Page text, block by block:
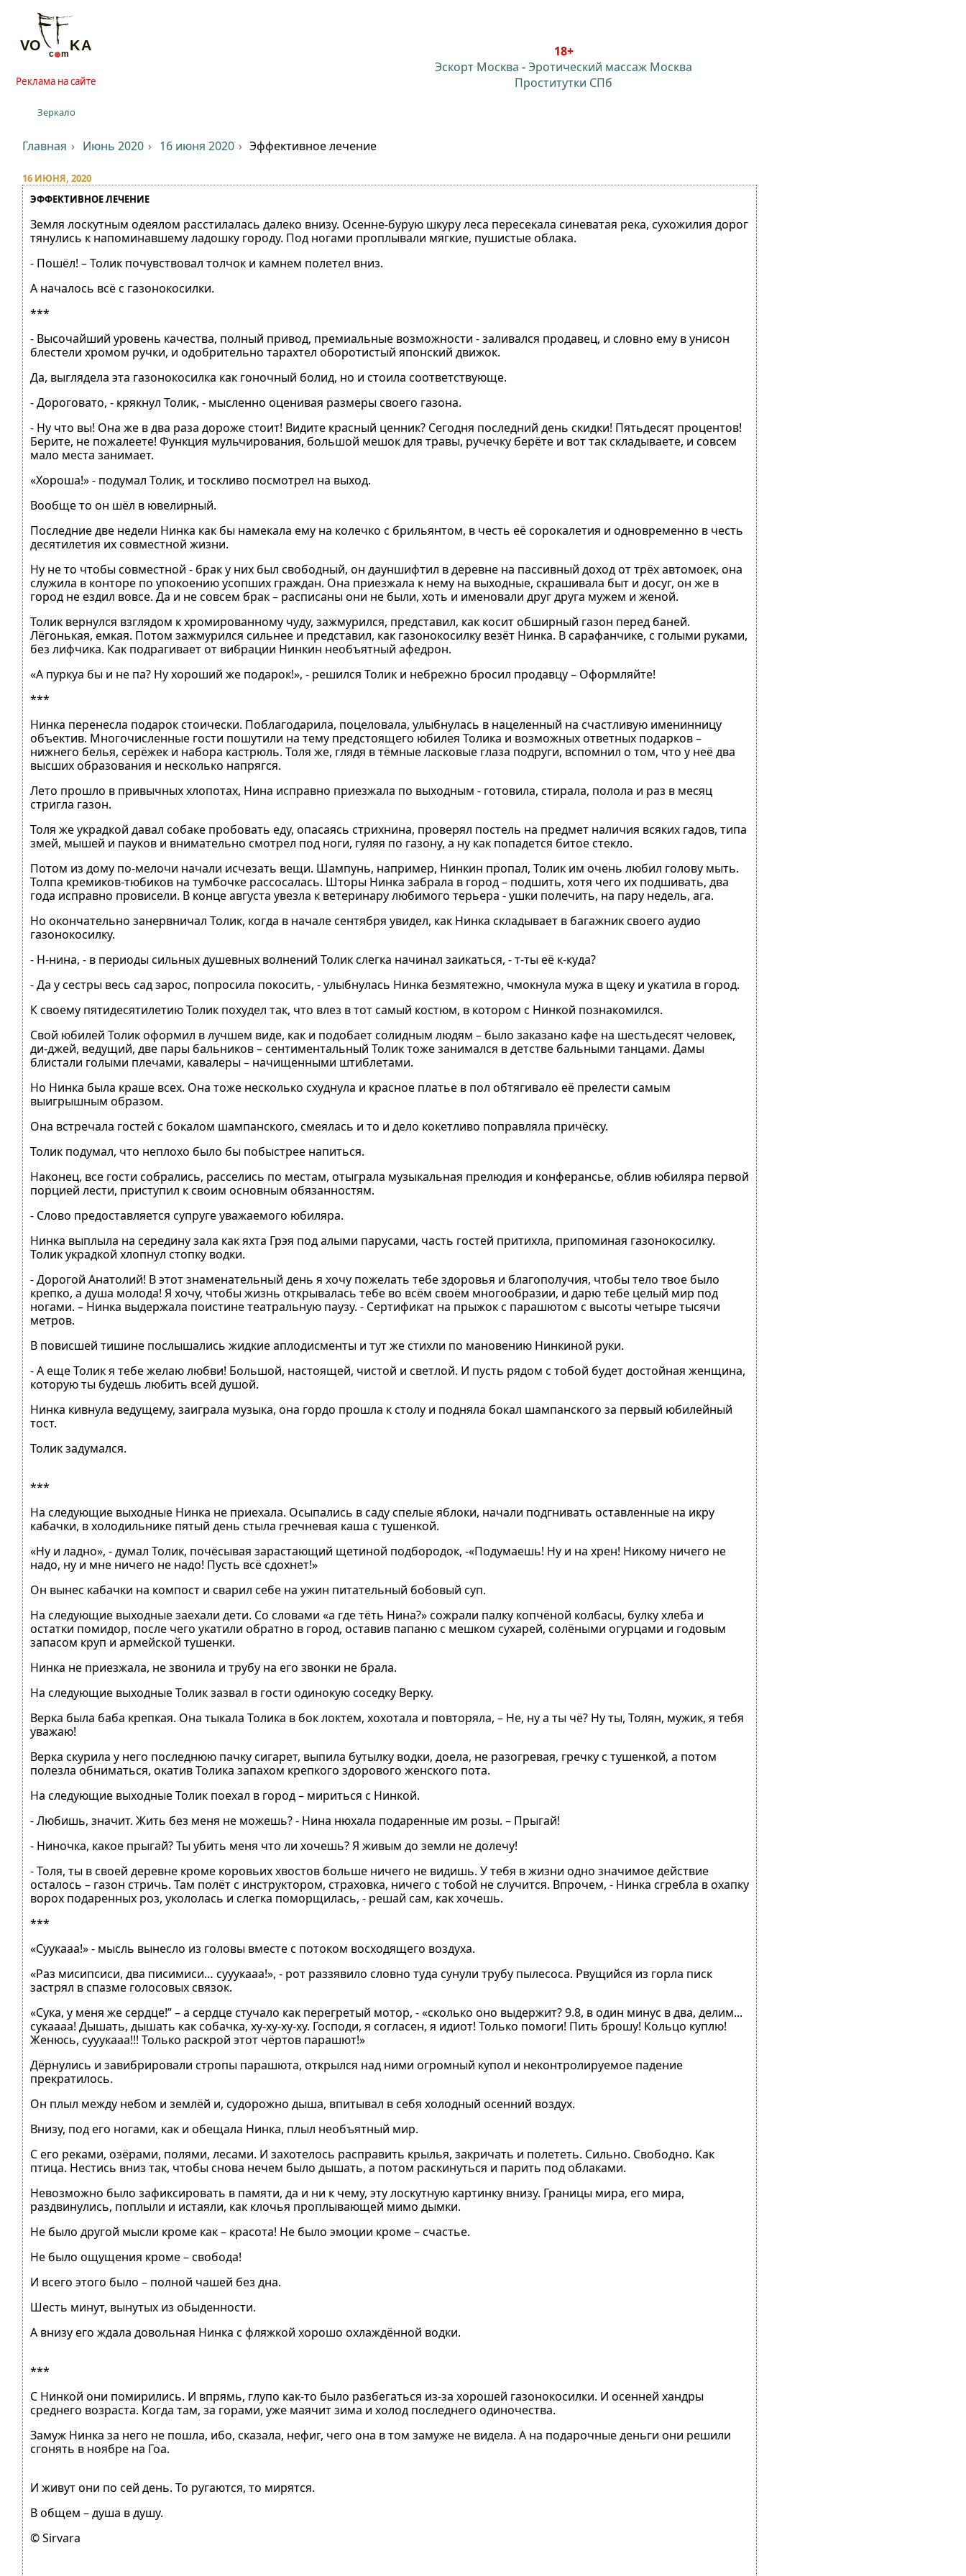
Реклама на сайте
Зеркало
18+
Эскорт Москва -Эротический массаж Москва
Проститутки СПб
Главная Июнь 2020 16 июня 2020 Эффективное лечение
16 ИЮНЯ, 2020
ЭФФЕКТИВНОЕ ЛЕЧЕНИЕ
Земля лоскутным одеялом расстилалась далеко внизу. Осенне-бурую шкуру леса пересекала синеватая река, сухожилия дорог
тянулись к напоминавшему ладошку городу. Под ногами проплывали мягкие, пушистые облака.
- Пошёл! – Толик почувствовал толчок и камнем полетел вниз.
А началось всё с газонокосилки.
***
- Высочайший уровень качества, полный привод, премиальные возможности - заливался продавец, и словно ему в унисон
блестели хромом ручки, и одобрительно тарахтел оборотистый японский движок.
Да, выглядела эта газонокосилка как гоночный болид, но и стоила соответствующе.
- Дороговато, - крякнул Толик, - мысленно оценивая размеры своего газона.
- Ну что вы! Она же в два раза дороже стоит! Видите красный ценник? Сегодня последний день скидки! Пятьдесят процентов!
Берите, не пожалеете! Функция мульчирования, большой мешок для травы, ручечку берёте и вот так складываете, и совсем
мало места занимает.
«Хороша!» - подумал Толик, и тоскливо посмотрел на выход.
Вообще то он шёл в ювелирный.
Последние две недели Нинка как бы намекала ему на колечко с брильянтом, в честь её сорокалетия и одновременно в честь
десятилетия их совместной жизни.
Ну не то чтобы совместной - брак у них был свободный, он дауншифтил в деревне на пассивный доход от трёх автомоек, она
служила в конторе по упокоению усопших граждан. Она приезжала к нему на выходные, скрашивала быт и досуг, он же в
город не ездил вовсе. Да и не совсем брак – расписаны они не были, хоть и именовали друг друга мужем и женой.
Толик вернулся взглядом к хромированному чуду, зажмурился, представил, как косит обширный газон перед баней.
Лёгонькая, емкая. Потом зажмурился сильнее и представил, как газонокосилку везёт Нинка. В сарафанчике, с голыми руками,
без лифчика. Как подрагивает от вибрации Нинкин необъятный афедрон.
«А пуркуа бы и не па? Ну хороший же подарок!», - решился Толик и небрежно бросил продавцу – Оформляйте!
***
Нинка перенесла подарок стоически. Поблагодарила, поцеловала, улыбнулась в нацеленный на счастливую именинницу
объектив. Многочисленные гости пошутили на тему предстоящего юбилея Толика и возможных ответных подарков –
нижнего белья, серёжек и набора кастрюль. Толя же, глядя в тёмные ласковые глаза подруги, вспомнил о том, что у неё два
высших образования и несколько напрягся.
Лето прошло в привычных хлопотах, Нина исправно приезжала по выходным - готовила, стирала, полола и раз в месяц
стригла газон.
Толя же украдкой давал собаке пробовать еду, опасаясь стрихнина, проверял постель на предмет наличия всяких гадов, типа
змей, мышей и пауков и внимательно смотрел под ноги, гуляя по газону, а ну как попадется битое стекло.
Потом из дому по-мелочи начали исчезать вещи. Шампунь, например, Нинкин пропал, Толик им очень любил голову мыть.
Толпа кремиков-тюбиков на тумбочке рассосалась. Шторы Нинка забрала в город – подшить, хотя чего их подшивать, два
года исправно провисели. В конце августа увезла к ветеринару любимого терьера - ушки полечить, на пару недель, ага.
Но окончательно занервничал Толик, когда в начале сентября увидел, как Нинка складывает в багажник своего аудио
газонокосилку.
- Н-нина, - в периоды сильных душевных волнений Толик слегка начинал заикаться, - т-ты её к-куда?
- Да у сестры весь сад зарос, попросила покосить, - улыбнулась Нинка безмятежно, чмокнула мужа в щеку и укатила в город.
К своему пятидесятилетию Толик похудел так, что влез в тот самый костюм, в котором с Нинкой познакомился.
Свой юбилей Толик оформил в лучшем виде, как и подобает солидным людям – было заказано кафе на шестьдесят человек,
ди-джей, ведущий, две пары бальников – сентиментальный Толик тоже занимался в детстве бальными танцами. Дамы
блистали голыми плечами, кавалеры – начищенными штиблетами.
Но Нинка была краше всех. Она тоже несколько схуднула и красное платье в пол обтягивало её прелести самым
выигрышным образом.
Она встречала гостей с бокалом шампанского, смеялась и то и дело кокетливо поправляла причёску.
Толик подумал, что неплохо было бы побыстрее напиться.
Наконец, все гости собрались, расселись по местам, отыграла музыкальная прелюдия и конферансье, облив юбиляра первой
порцией лести, приступил к своим основным обязанностям.
- Слово предоставляется супруге уважаемого юбиляра.
Нинка выплыла на середину зала как яхта Грэя под алыми парусами, часть гостей притихла, припоминая газонокосилку.
Толик украдкой хлопнул стопку водки.
- Дорогой Анатолий! В этот знаменательный день я хочу пожелать тебе здоровья и благополучия, чтобы тело твое было
крепко, а душа молода! Я хочу, чтобы жизнь открывалась тебе во всём своём многообразии, и дарю тебе целый мир под
ногами. – Нинка выдержала поистине театральную паузу. - Сертификат на прыжок с парашютом с высоты четыре тысячи
метров.
В повисшей тишине послышались жидкие аплодисменты и тут же стихли по мановению Нинкиной руки.
- А еще Толик я тебе желаю любви! Большой, настоящей, чистой и светлой. И пусть рядом с тобой будет достойная женщина,
которую ты будешь любить всей душой.
Нинка кивнула ведущему, заиграла музыка, она гордо прошла к столу и подняла бокал шампанского за первый юбилейный
тост.
Толик задумался.
***
На следующие выходные Нинка не приехала. Осыпались в саду спелые яблоки, начали подгнивать оставленные на икру
кабачки, в холодильнике пятый день стыла гречневая каша с тушенкой.
«Ну и ладно», - думал Толик, почёсывая зарастающий щетиной подбородок, -«Подумаешь! Ну и на хрен! Никому ничего не
надо, ну и мне ничего не надо! Пусть всё сдохнет!»
Он вынес кабачки на компост и сварил себе на ужин питательный бобовый суп.
На следующие выходные заехали дети. Со словами «а где тёть Нина?» сожрали палку копчёной колбасы, булку хлеба и
остатки помидор, после чего укатили обратно в город, оставив папаню с мешком сухарей, солёными огурцами и годовым
запасом круп и армейской тушенки.
Нинка не приезжала, не звонила и трубу на его звонки не брала.
На следующие выходные Толик зазвал в гости одинокую соседку Верку.
Верка была баба крепкая. Она тыкала Толика в бок локтем, хохотала и повторяла, – Не, ну а ты чё? Ну ты, Толян, мужик, я тебя
уважаю!
Верка скурила у него последнюю пачку сигарет, выпила бутылку водки, доела, не разогревая, гречку с тушенкой, а потом
полезла обниматься, окатив Толика запахом крепкого здорового женского пота.
На следующие выходные Толик поехал в город – мириться с Нинкой.
- Любишь, значит. Жить без меня не можешь? - Нина нюхала подаренные им розы. – Прыгай!
- Ниночка, какое прыгай? Ты убить меня что ли хочешь? Я живым до земли не долечу!
- Толя, ты в своей деревне кроме коровьих хвостов больше ничего не видишь. У тебя в жизни одно значимое действие
осталось – газон стричь. Там полёт с инструктором, страховка, ничего с тобой не случится. Впрочем, - Нинка сгребла в охапку
ворох подаренных роз, укололась и слегка поморщилась, - решай сам, как хочешь.
***
«Суукааа!» - мысль вынесло из головы вместе с потоком восходящего воздуха.
«Раз мисипсиси, два писимиси… сууукааа!», - рот раззявило словно туда сунули трубу пылесоса. Рвущийся из горла писк
застрял в спазме голосовых связок.
«Сука, у меня же сердце!” – а сердце стучало как перегретый мотор, - «сколько оно выдержит? 9.8, в один минус в два, делим...
сукаааа! Дышать, дышать как собачка, ху-ху-ху-ху. Господи, я согласен, я идиот! Только помоги! Пить брошу! Кольцо куплю!
Женюсь, сууукааа!!! Только раскрой этот чёртов парашют!»
Дёрнулись и завибрировали стропы парашюта, открылся над ними огромный купол и неконтролируемое падение
прекратилось.
Он плыл между небом и землёй и, судорожно дыша, впитывал в себя холодный осенний воздух.
Внизу, под его ногами, как и обещала Нинка, плыл необъятный мир.
С его реками, озёрами, полями, лесами. И захотелось расправить крылья, закричать и полететь. Сильно. Свободно. Как
птица. Нестись вниз так, чтобы снова нечем было дышать, а потом раскинуться и парить под облаками.
Невозможно было зафиксировать в памяти, да и ни к чему, эту лоскутную картинку внизу. Границы мира, его мира,
раздвинулись, поплыли и истаяли, как клочья проплывающей мимо дымки.
Не было другой мысли кроме как – красота! Не было эмоции кроме – счастье.
Не было ощущения кроме – свобода!
И всего этого было – полной чашей без дна.
Шесть минут, вынутых из обыденности.
А внизу его ждала довольная Нинка с фляжкой хорошо охлаждённой водки.
***
С Нинкой они помирились. И впрямь, глупо как-то было разбегаться из-за хорошей газонокосилки. И осенней хандры
среднего возраста. Когда там, за горами, уже маячит зима и холод последнего одиночества.
Замуж Нинка за него не пошла, ибо, сказала, нефиг, чего она в том замуже не видела. А на подарочные деньги они решили
сгонять в ноябре на Гоа.
И живут они по сей день. То ругаются, то мирятся.
В общем – душа в душу.
© Sirvara